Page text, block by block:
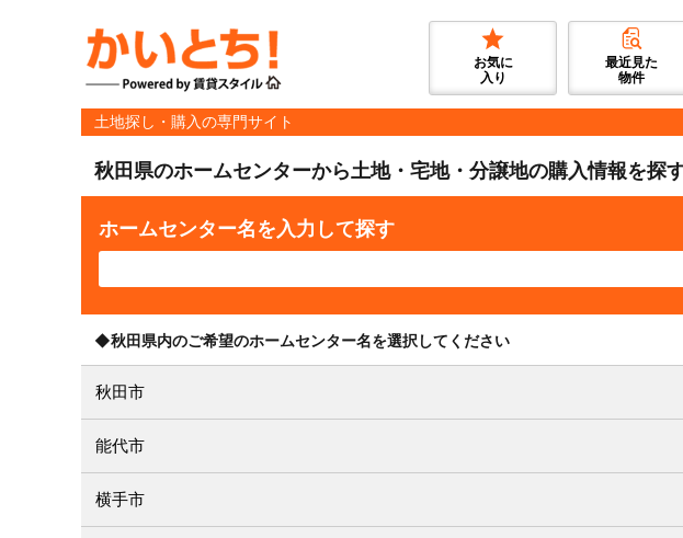
お気に
入り
最近見た
物件
土地探し・購入の専門サイト
秋田県のホームセンターから土地・宅地・分譲地の購入情報を探
ホームセンター名を入力して探す
◆秋田県内のご希望のホームセンター名を選択してください
秋田市
能代市
横手市